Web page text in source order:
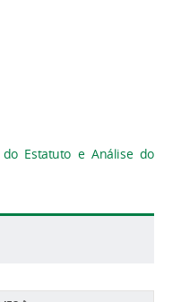
do Estatuto e Análise do